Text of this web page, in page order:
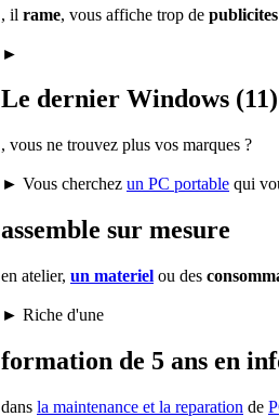
, il rame, vous affiche trop de publicites
►
Le dernier Windows
, vous ne trouvez plus vos marques ?
► Vous cherchez un PC portable qui
assemble sur mesure
en atelier, un materiel ou des
► Riche d'une
formation de 5 ans en
dans la maintenance et la reparation de